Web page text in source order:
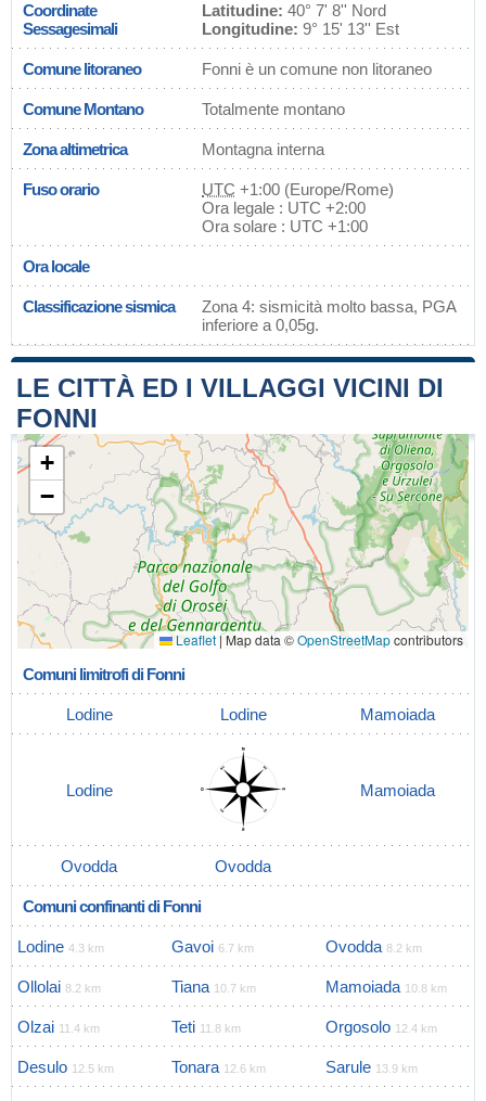
Coordinate
Sessagesimali
Latitudine: 40° 7' 8'' Nord
Longitudine: 9° 15' 13'' Est
Comune litoraneo Fonni è un comune non litoraneo
Comune Montano Totalmente montano
Zona altimetrica Montagna interna
Fuso orario UTC +1:00 (Europe/Rome)
Ora legale : UTC +2:00
Ora solare : UTC +1:00
Ora locale
Classificazione sismica
Zona 4: sismicità molto bassa, PGA
inferiore a 0,05g.
LE CITTÀ ED I VILLAGGI VICINI DI
FONNI
+
−
Leaflet |Map data ©OpenStreetMapcontributors
Comuni limitrofi di Fonni
Lodine Lodine Mamoiada
Lodine Mamoiada
Ovodda Ovodda
Comuni confinanti di Fonni
Lodine 4.3 km Gavoi 6.7 km Ovodda 8.2 km
Ollolai 8.2 km Tiana 10.7 km Mamoiada 10.8 km
Olzai 11.4 km Teti 11.8 km Orgosolo 12.4 km
Desulo 12.5 km Tonara 12.6 km Sarule 13.9 km